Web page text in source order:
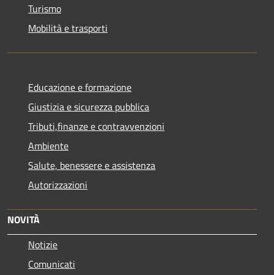
Turismo
Mobilità e trasporti
Educazione e formazione
Giustizia e sicurezza pubblica
Tributi,finanze e contravvenzioni
Ambiente
Salute, benessere e assistenza
Autorizzazioni
NOVITÀ
Notizie
Comunicati